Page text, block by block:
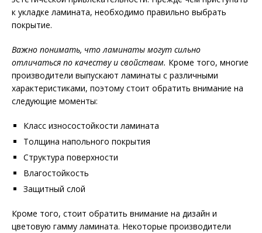
к укладке ламината, необходимо правильно выбрать
покрытие.
Важно понимать, что ламинаты могут сильно
отличаться по качеству и свойствам. Кроме того, многие
производители выпускают ламинаты с различными
характеристиками, поэтому стоит обратить внимание на
следующие моменты:
Класс износостойкости ламината
Толщина напольного покрытия
Структура поверхности
Влагостойкость
Защитный слой
Кроме того, стоит обратить внимание на дизайн и
цветовую гамму ламината. Некоторые производители